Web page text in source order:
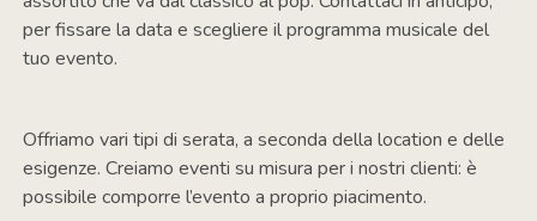
per fissare la data e scegliere il programma musicale del
tuo evento.
Offriamo vari tipi di serata, a seconda della location e delle
esigenze. Creiamo eventi su misura per i nostri clienti: è
possibile comporre l’evento a proprio piacimento.